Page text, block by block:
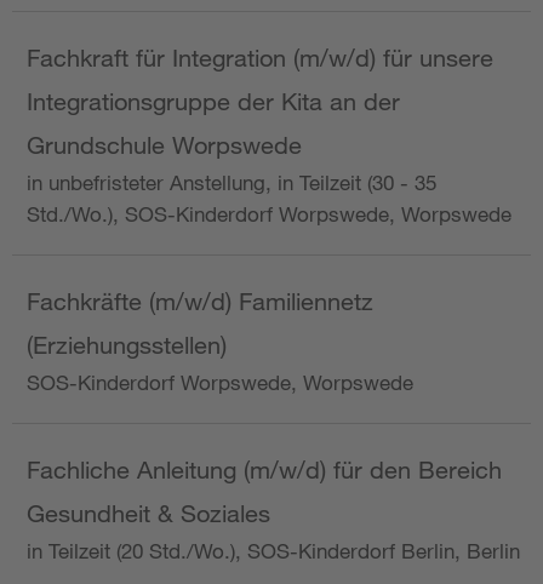
Fachkraft für Integration (m/w/d) für unsere
Integrationsgruppe der Kita an der
Grundschule Worpswede
in unbefristeter Anstellung, in Teilzeit (30 - 35
Std./Wo.), SOS-Kinderdorf Worpswede, Worpswede
Fachkräfte (m/w/d) Familiennetz
(Erziehungsstellen)
SOS-Kinderdorf Worpswede, Worpswede
Fachliche Anleitung (m/w/d) für den Bereich
Gesundheit & Soziales
in Teilzeit (20 Std./Wo.), SOS-Kinderdorf Berlin, Berlin